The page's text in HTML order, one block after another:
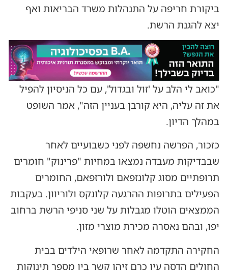
ביקורת חריפה על התנהלות משרד הבריאות ואף
יצא להגנת הרשת.
"כואב לי הלב על 'זול ובגדול', עם כל הניסיון להפיל
את זה עליה, היא קורבן בעניין הזה", אמר השופט
במהלך הדיון.
כזכור, הפרשה נחשפה לפני כשבועיים לאחר
שבבדיקות מעבדה נמצאו במחיות "פרינוק" חומרים
תרופתיים מסוג קלונזפאם ולורזפאם, החומרים
הפעילים בתרופות ההרגעה קלונקס ולוריוון. בעקבות
הממצאים הוטלו מגבלות על שני סניפי הרשת ברחוב
יפו, ובהם נאסרה מכירת מוצרי מזון.
החקירה התקדמה לאחר שרופאי הילדים בבית
החולים הדסה עין כרם זיהו קשר בין מספר תינוקות